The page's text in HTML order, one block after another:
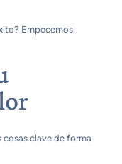
Empecemos.
cosas clave de forma